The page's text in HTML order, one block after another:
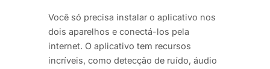
Você só precisa instalar o aplicativo nos
dois aparelhos e conectá-los pela
internet. O aplicativo tem recursos
incríveis, como detecção de ruído, áudio